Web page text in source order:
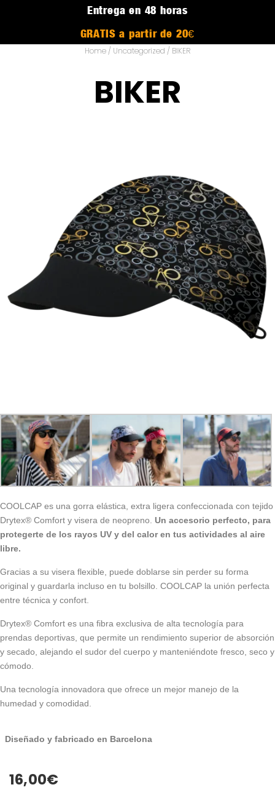
Entrega en 48 horas
GRATIS a partir de 20€
Home / Uncategorized / BIKER
BIKER
COOLCAP es una gorra elástica, extra ligera confeccionada con tejido
Drytex® Comfort y visera de neopreno. Un accesorio perfecto, para
protegerte de los rayos UV y del calor en tus actividades al aire
libre.
Gracias a su visera flexible, puede doblarse sin perder su forma
original y guardarla incluso en tu bolsillo. COOLCAP la unión perfecta
entre técnica y confort.
Drytex® Comfort es una fibra exclusiva de alta tecnología para
prendas deportivas, que permite un rendimiento superior de absorción
y secado, alejando el sudor del cuerpo y manteniéndote fresco, seco y
cómodo.
Una tecnología innovadora que ofrece un mejor manejo de la
humedad y comodidad.
Diseñado y fabricado en Barcelona
16,00€